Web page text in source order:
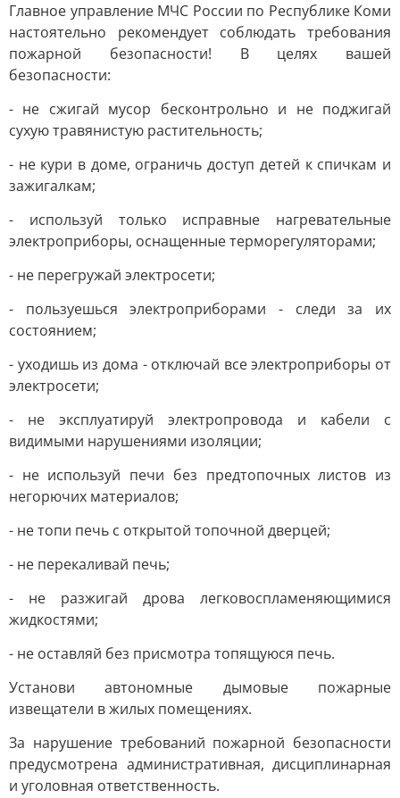
Главное управление МЧС России по Республике Коми
настоятельно рекомендует соблюдать требования
пожарной безопасности! В целях вашей
безопасности:
- не сжигай мусор бесконтрольно и не поджигай
сухую травянистую растительность;
- не кури в доме, ограничь доступ детей к спичкам и
зажигалкам;
- используй только исправные нагревательные
электроприборы, оснащенные терморегуляторами;
- не перегружай электросети;
- пользуешься электроприборами - следи за их
состоянием;
- уходишь из дома - отключай все электроприборы от
электросети;
- не эксплуатируй электропровода и кабели с
видимыми нарушениями изоляции;
- не используй печи без предтопочных листов из
негорючих материалов;
- не топи печь с открытой топочной дверцей;
- не перекаливай печь;
- не разжигай дрова легковоспламеняющимися
жидкостями;
- не оставляй без присмотра топящуюся печь.
Установи автономные дымовые пожарные
извещатели в жилых помещениях.
За нарушение требований пожарной безопасности
предусмотрена административная, дисциплинарная
и уголовная ответственность.